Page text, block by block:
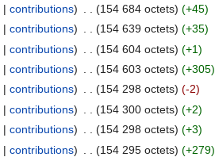
| contributions) (154 684 octets) (+45)
| contributions) . . (154 639 octets) (+35)
| contributions) (154 604 octets) (+1)
| contributions) (154 603 octets) (+305)
| contributions) . . (154 298 octets) (-2)
| contributions) (154 300 octets) (+2)
| contributions) . . (154 298 octets) (+3)
| contributions) (154 295 octets) (+279)